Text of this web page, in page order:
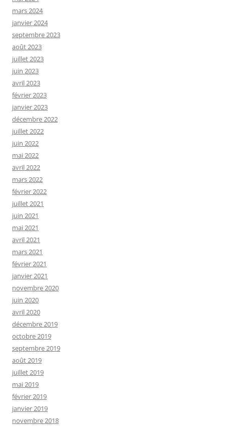
mars 2024
janvier 2024
septembre 2023
août 2023
juillet 2023
juin 2023
avril 2023
février 2023
janvier 2023
décembre 2022
juillet 2022
juin 2022
mai 2022
avril 2022
mars 2022
février 2022
juillet 2021
juin 2021
mai 2021
avril 2021
mars 2021
février 2021
janvier 2021
novembre 2020
juin 2020
avril 2020
décembre 2019
octobre 2019
septembre 2019
août 2019
juillet 2019
mai 2019
février 2019
janvier 2019
novembre 2018